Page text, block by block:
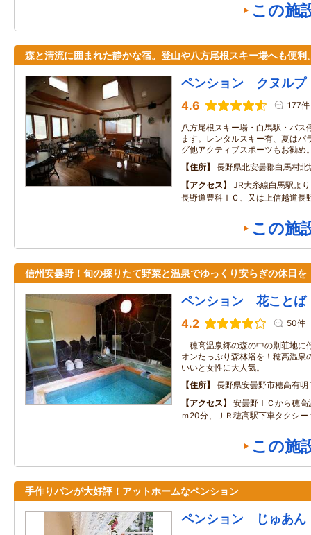
この施
森と清流に囲まれた静かな宿。登山や八方尾根スキー場へも便利
ペンション クヌルプ
4.6 177件
八方尾根スキー場・白馬駅・バス
ます。レンタルスキー有、夏はパ
グ他アクティブスポーツもお勧め
住所
長野県北安曇郡白馬村北
アクセス
JR大糸線白馬駅よ
長野道豊科ＩＣ、又は上信越道長
この施
信州安曇野！旬の採りたて野菜と温泉でゆっくり安らぎの休日を
ペンション 花ことば
4.2 50件
穂高温泉郷の森の中の別荘地に
オンたっぷり森林浴を！穂高温泉
いいと女性に大人気。
住所
長野県安曇野市穂高有明
アクセス
安曇野ＩＣから穂
ｍ20分、ＪＲ穂高駅下車タクシー
この施
手作りパンが大好評！アットホームなペンション
ペンション じゅあん